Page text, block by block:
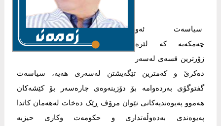
سیاسەت ئەو
چەمکەیە کە لێرە
زۆرترین قسەی لەسەر
دەکرێ و کەمترین تێگەیشتن لەسەری هەیە، سیاسەت
گفتوگۆی بەردەوامە بۆ دۆزینەوەی چارەسەر بۆ کێشەکان
هەموو پەیوەندیەکانی نێوان مرۆڤ ڕێک دەخات لەهەمان کاتدا
پەیوەندی بەدەوڵەتداری و حکومەت وکاری حیزبە